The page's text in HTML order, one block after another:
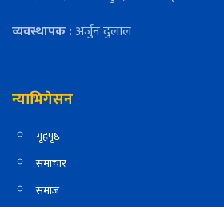
व्यवस्थापक :अर्जुन दुलाल
न्याभिगेसन
गृहपृष्ठ
समाचार
समाज